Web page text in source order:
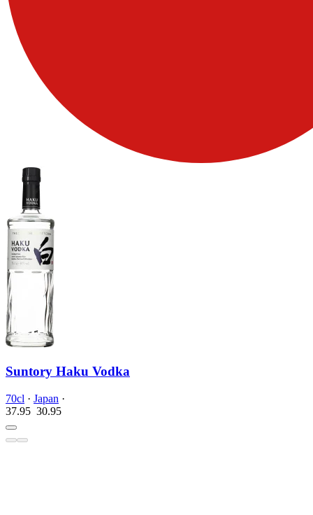
Suntory Haku Vodka
70cl · Japan ·
37.95 30.95